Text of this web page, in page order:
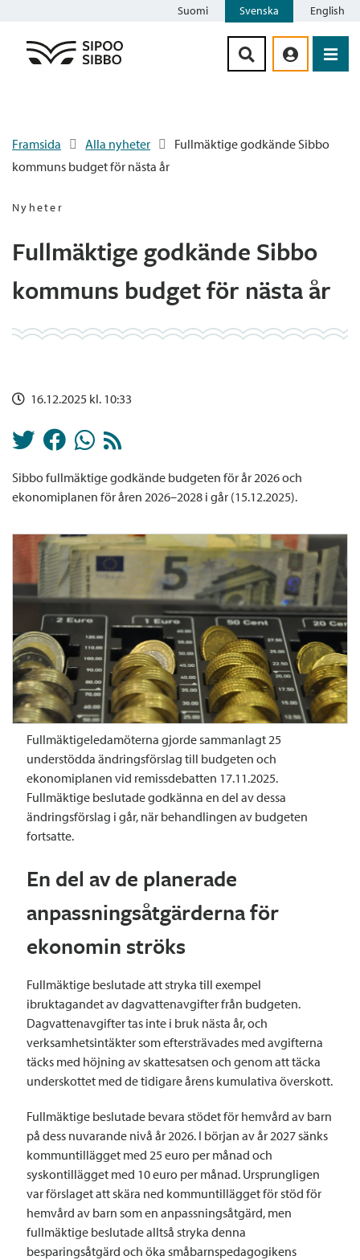
Suomi Svenska English
Framsida Alla nyheter
Fullmäktige godkände Sibbo
kommuns budget för nästa år
Nyheter
Fullmäktige godkände Sibbo
kommuns budget för nästa år
16.12.2025 kl. 10:33
Sibbo fullmäktige godkände budgeten för år 2026 och
ekonomiplanen för åren 2026–2028 i går (15.12.2025).
Fullmäktigeledamöterna gjorde sammanlagt 25
understödda ändringsförslag till budgeten och
ekonomiplanen vid remissdebatten 17.11.2025.
Fullmäktige beslutade godkänna en del av dessa
ändringsförslag i går, när behandlingen av budgeten
fortsatte.
En del av de planerade
anpassningsåtgärderna för
ekonomin ströks
Fullmäktige beslutade att stryka till exempel
ibruktagandet av dagvattenavgifter från budgeten.
Dagvattenavgifter tas inte i bruk nästa år, och
verksamhetsintäkter som eftersträvades med avgifterna
täcks med höjning av skattesatsen och genom att täcka
underskottet med de tidigare årens kumulativa överskott.
Fullmäktige beslutade bevara stödet för hemvård av barn
på dess nuvarande nivå år 2026. I början av år 2027 sänks
kommuntillägget med 25 euro per månad och
syskontillägget med 10 euro per månad. Ursprungligen
var förslaget att skära ned kommuntillägget för stöd för
hemvård av barn som en anpassningsåtgärd, men
fullmäktige beslutade alltså stryka denna
besparingsåtgärd och öka småbarnspedagogikens